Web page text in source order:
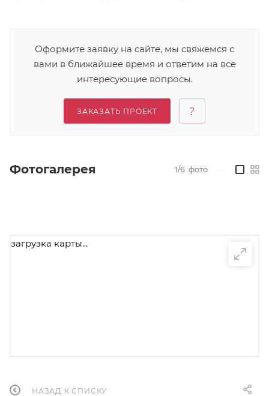
Оформите заявку на сайте, мы свяжемся с
вами в ближайшее время и ответим на все
интересующие вопросы.
ЗАКАЗАТЬ ПРОЕКТ
Фотогалерея 1/6 фото
загрузка карты...
НАЗАД К СПИСКУ